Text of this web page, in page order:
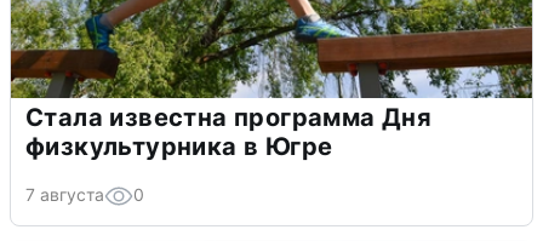
Стала известна программа Дня
физкультурника в Югре
7 августа 0